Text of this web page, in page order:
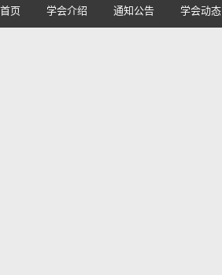
首页 学会介绍 通知公告 学会动态